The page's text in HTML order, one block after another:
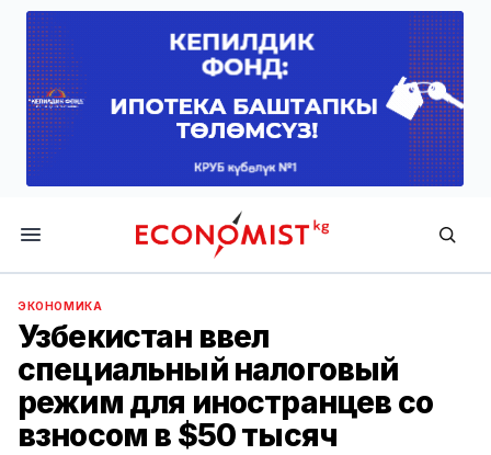
Economist.kg
ЭКОНОМИКА
Узбекистан ввел
специальный налоговый
режим для иностранцев со
взносом в $50 тысяч